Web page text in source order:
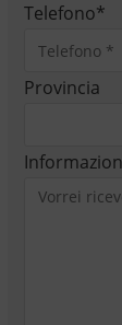
Telefono*
Provincia